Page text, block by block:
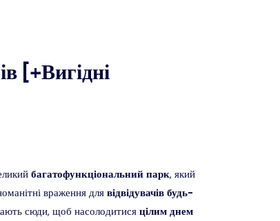
[+Вигідні
багатофункціональний парк, який
враження длявідвідувачів будь-
сюди, щоб насолодитисяцілим днем